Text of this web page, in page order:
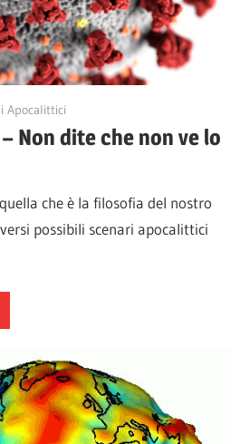
Apocalittici
– Non dite che non ve lo
che è la filosofia del nostro
possibili scenari apocalittici